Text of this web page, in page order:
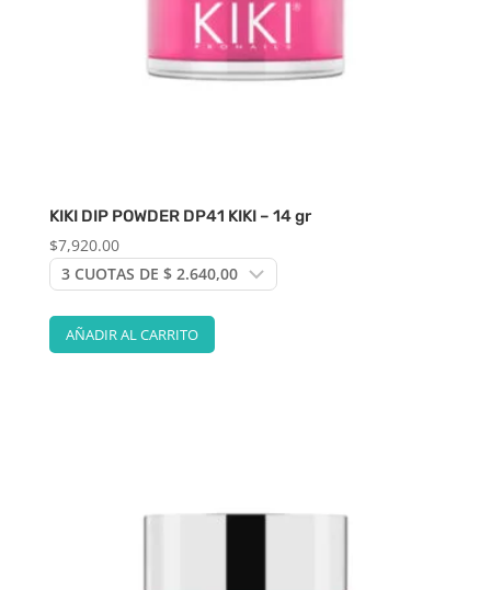
KIKI DIP POWDER DP41 KIKI – 14 gr
$7,920.00
AÑADIR AL CARRITO